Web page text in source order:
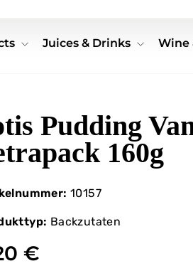
Juices & Drinks
Pudding
160g
10157
Backzutaten
€